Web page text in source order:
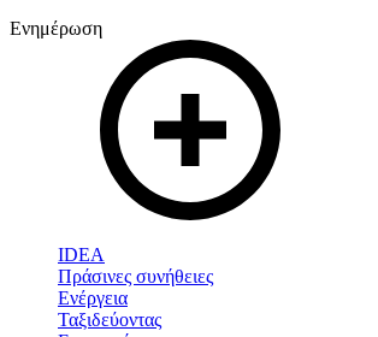
Ενημέρωση
IDEA
Πράσινες συνήθειες
Ενέργεια
Ταξιδεύοντας